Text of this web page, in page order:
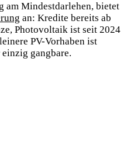
am Mindestdarlehen, bietet
an: Kredite bereits ab
Photovoltaik ist seit 2024
PV-Vorhaben ist
gangbare.